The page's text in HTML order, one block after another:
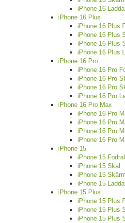
iPhone 16
iPhone 16 Plus
iPhone 16 Plus
iPhone 16 Plus
iPhone 16 Plus
iPhone 16 Plus
iPhone 16 Pro
iPhone 16 Pro
iPhone 16 Pro
iPhone 16 Pro
iPhone 16 Pro
iPhone 16 Pro Max
iPhone 16 Pro
iPhone 16 Pro
iPhone 16 Pro
iPhone 16 Pro
iPhone 15
iPhone 15 Fodral
iPhone 15 Skal
iPhone 15
iPhone 15
iPhone 15 Plus
iPhone 15 Plus
iPhone 15 Plus
iPhone 15 Plus